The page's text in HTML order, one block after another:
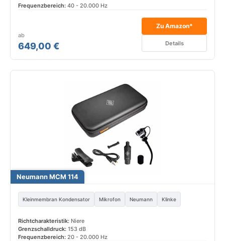
Frequenzbereich: 40 - 20.000 Hz
ab
649,00 €
Zu Amazon*
Details
Neumann MCM 114
Kleinmembran Kondensator Mikrofon Neumann Klinke
Richtcharakteristik: Niere
Grenzschalldruck: 153 dB
Frequenzbereich: 20 - 20.000 Hz